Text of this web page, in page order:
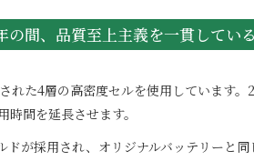
の間、品質至上主義を一貫している
れた4層の高密度セルを使用しています
間を延長させます。
が採用され、オリジナルバッテリーと